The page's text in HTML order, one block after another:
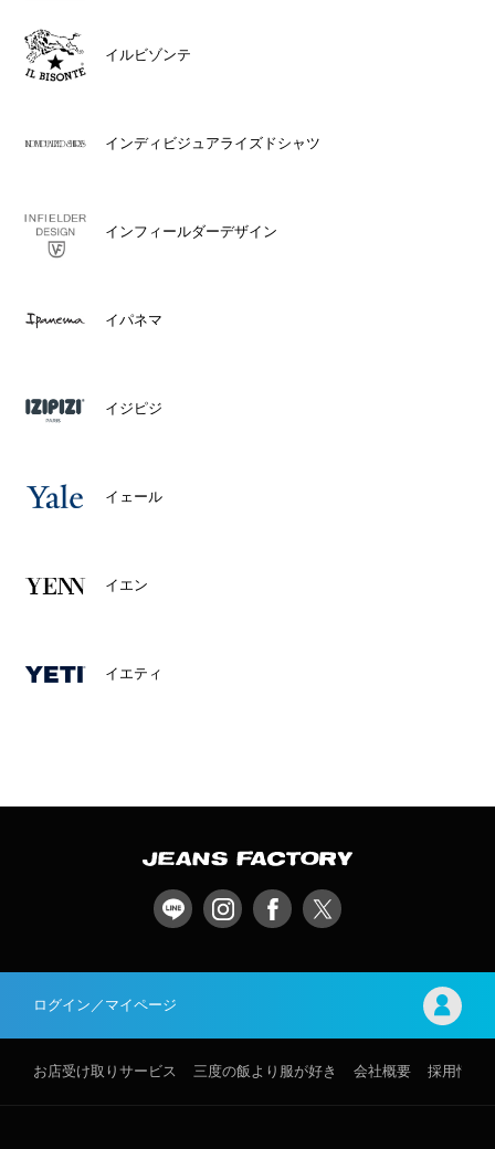
イルビゾンテ
インディビジュアライズドシャツ
インフィールダーデザイン
イパネマ
イジピジ
イェール
イエン
イエティ
ログイン／マイページ
お店受け取りサービス 三度の飯より服が好き 会社概要 採用情報